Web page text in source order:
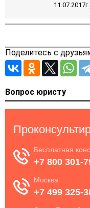
Поделитесь с
Вопрос юристу